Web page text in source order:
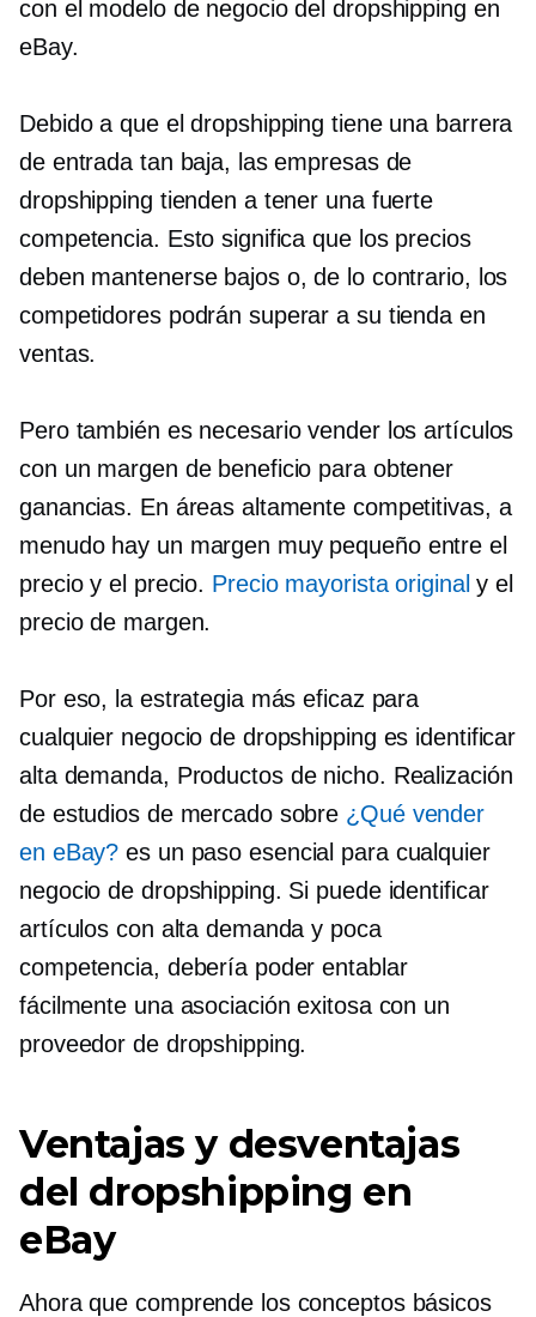
con el modelo de negocio del dropshipping en
eBay.
Debido a que el dropshipping tiene una barrera
de entrada tan baja, las empresas de
dropshipping tienden a tener una fuerte
competencia. Esto significa que los precios
deben mantenerse bajos o, de lo contrario, los
competidores podrán superar a su tienda en
ventas.
Pero también es necesario vender los artículos
con un margen de beneficio para obtener
ganancias. En áreas altamente competitivas, a
menudo hay un margen muy pequeño entre el
precio y el precio. Precio mayorista original y el
precio de margen.
Por eso, la estrategia más eficaz para
cualquier negocio de dropshipping es identificar
alta demanda, Productos de nicho. Realización
de estudios de mercado sobre ¿Qué vender
en eBay? es un paso esencial para cualquier
negocio de dropshipping. Si puede identificar
artículos con alta demanda y poca
competencia, debería poder entablar
fácilmente una asociación exitosa con un
proveedor de dropshipping.
Ventajas y desventajas
del dropshipping en
eBay
Ahora que comprende los conceptos básicos